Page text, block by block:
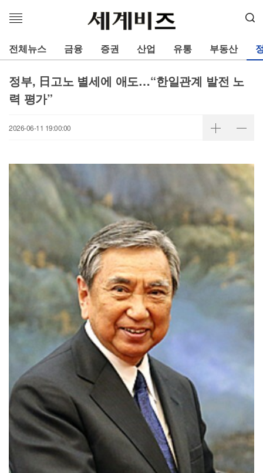
메
열
기
전체뉴스 금융 증권 산업 유통 부동산
정부, 日고노 별세에 애도…“한일관계 발전 노
력 평가”
2026-06-11 19:00:00